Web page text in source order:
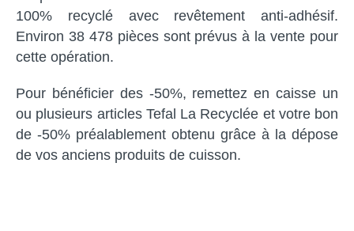
100% recyclé avec revêtement anti-adhésif.
Environ 38 478 pièces sont prévus à la vente pour
cette opération.
Pour bénéficier des -50%, remettez en caisse un
ou plusieurs articles Tefal La Recyclée et votre bon
de -50% préalablement obtenu grâce à la dépose
de vos anciens produits de cuisson.